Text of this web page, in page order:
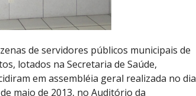
de servidores públicos municipais de
lotados na Secretaria de Saúde,
em assembléia geral realizada no dia
maio de 2013, no Auditório da